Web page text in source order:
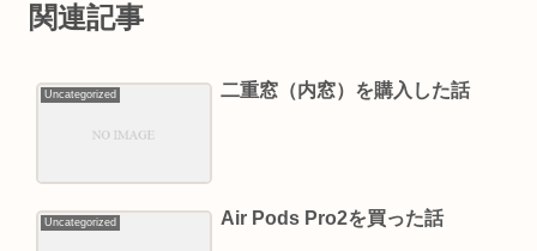
関連記事
Uncategorized 二重窓（内窓）を購入した話
Uncategorized Air Pods Pro2を買った話